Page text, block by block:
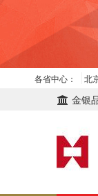
各省中心： 北
金银